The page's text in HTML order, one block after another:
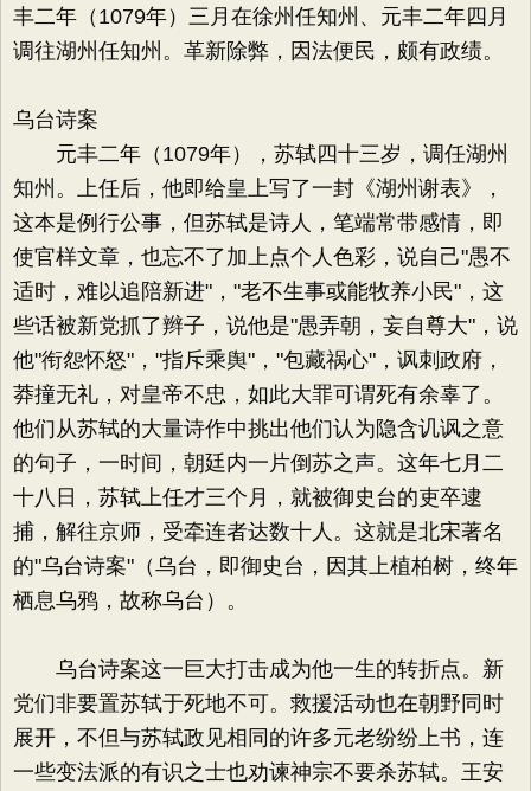
丰二年（1079年）三月在徐州任知州、元丰二年四月
调往湖州任知州。革新除弊，因法便民，颇有政绩。
乌台诗案
元丰二年（1079年），苏轼四十三岁，调任湖州
知州。上任后，他即给皇上写了一封《湖州谢表》，
这本是例行公事，但苏轼是诗人，笔端常带感情，即
使官样文章，也忘不了加上点个人色彩，说自己"愚不
适时，难以追陪新进"，"老不生事或能牧养小民"，这
些话被新党抓了辫子，说他是"愚弄朝，妄自尊大"，说
他"衔怨怀怒"，"指斥乘舆"，"包藏祸心"，讽刺政府，
莽撞无礼，对皇帝不忠，如此大罪可谓死有余辜了。
他们从苏轼的大量诗作中挑出他们认为隐含讥讽之意
的句子，一时间，朝廷内一片倒苏之声。这年七月二
十八日，苏轼上任才三个月，就被御史台的吏卒逮
捕，解往京师，受牵连者达数十人。这就是北宋著名
的"乌台诗案"（乌台，即御史台，因其上植柏树，终年
栖息乌鸦，故称乌台）。
乌台诗案这一巨大打击成为他一生的转折点。新
党们非要置苏轼于死地不可。救援活动也在朝野同时
展开，不但与苏轼政见相同的许多元老纷纷上书，连
一些变法派的有识之士也劝谏神宗不要杀苏轼。王安